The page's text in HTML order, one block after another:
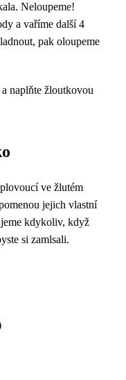
Neloupeme!
a vaříme další 4
pak oloupeme
naplňte žloutkovou
ve žlutém
jejich vlastní
kdykoliv, když
si zamlsali.